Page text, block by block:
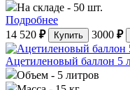
На складе - 50 шт.
Подробнее
14 520 ₽ Купить 3000 ₽
Ацетиленовый баллон 5
Объем - 5 литров